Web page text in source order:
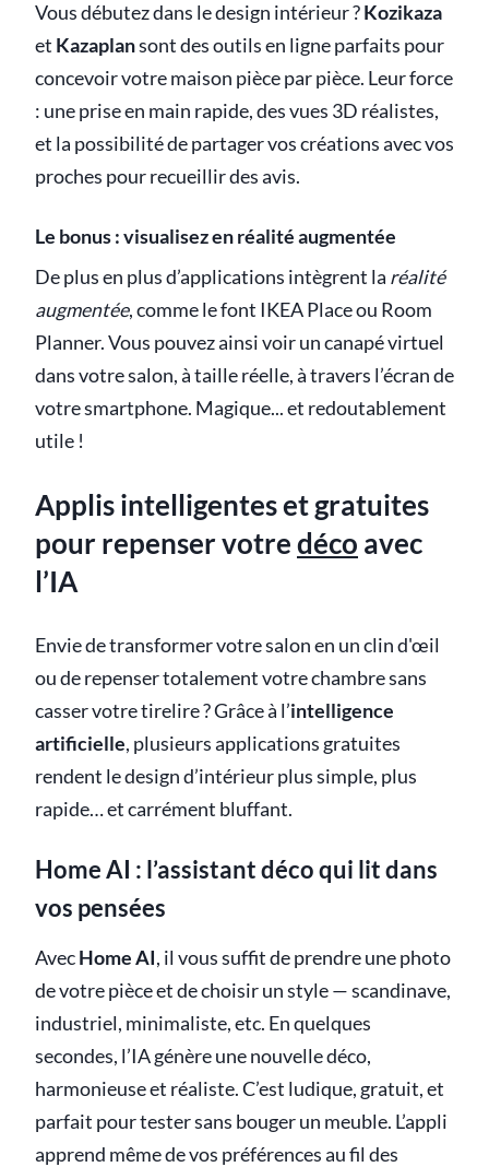
Vous débutez dans le design intérieur ?Kozikaza
et Kazaplansont des outils en ligne parfaits pour
concevoir votre maison pièce par pièce. Leur force
: une prise en main rapide, des vues 3D réalistes,
et la possibilité de partager vos créations avec vos
proches pour recueillir des avis.
Le bonus : visualisez en réalité augmentée
De plus en plus d’applications intègrent la réalité
augmentée, comme le font IKEA Place ou Room
Planner. Vous pouvez ainsi voir un canapé virtuel
dans votre salon, à taille réelle, à travers l’écran de
votre smartphone. Magique... et redoutablement
utile !
Applis intelligentes et gratuites
pour repenser votredéco avec
l’IA
Envie de transformer votre salon en un clin d'œil
ou de repenser totalement votre chambre sans
casser votre tirelire ? Grâce à l’intelligence
artificielle, plusieurs applications gratuites
rendent le design d’intérieur plus simple, plus
rapide… et carrément bluffant.
Home AI : l’assistant déco qui lit dans
vos pensées
AvecHome AI, il vous suffit de prendre une photo
de votre pièce et de choisir un style — scandinave,
industriel, minimaliste, etc. En quelques
secondes, l’IA génère une nouvelle déco,
harmonieuse et réaliste. C’est ludique, gratuit, et
parfait pour tester sans bouger un meuble. L’appli
apprend même de vos préférences au fil des